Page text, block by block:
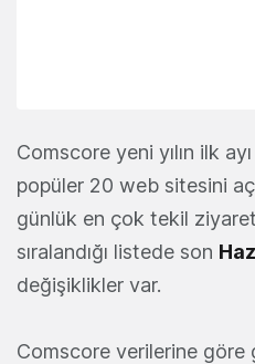
Comscore yeni yılın ilk
popüler 20 web sitesini
günlük en çok tekil
sıralandığı listede son
değişiklikler var.
Comscore verilerine